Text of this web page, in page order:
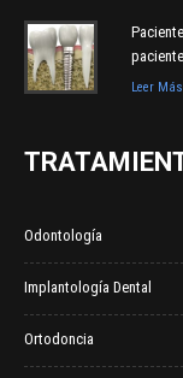
Leer Más
Odontología
Implantología Dental
Ortodoncia